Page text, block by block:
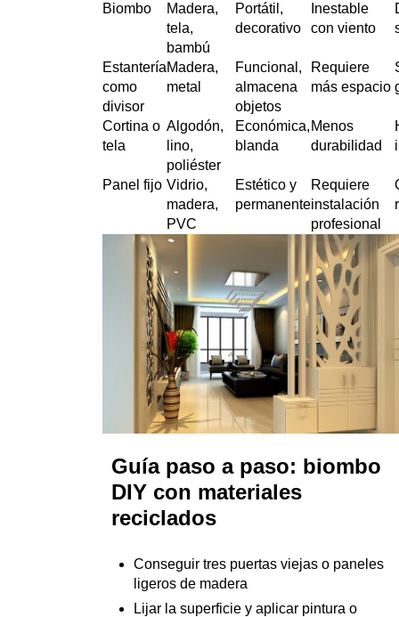
Biombo
Madera,
tela,
bambú
Portátil,
decorativo
Inestable
con viento
Estantería
como
divisor
Madera,
metal
Funcional,
almacena
objetos
Requiere
más espacio
Cortina o
tela
Algodón,
lino,
poliéster
Económica,
blanda
Menos
durabilidad
Panel fijo Vidrio,
madera,
PVC
Estético y
permanente
Requiere
instalación
profesional
Guía paso a paso: biombo
DIY con materiales
reciclados
Conseguir tres puertas viejas o paneles
ligeros de madera
Lijar la superficie y aplicar pintura o